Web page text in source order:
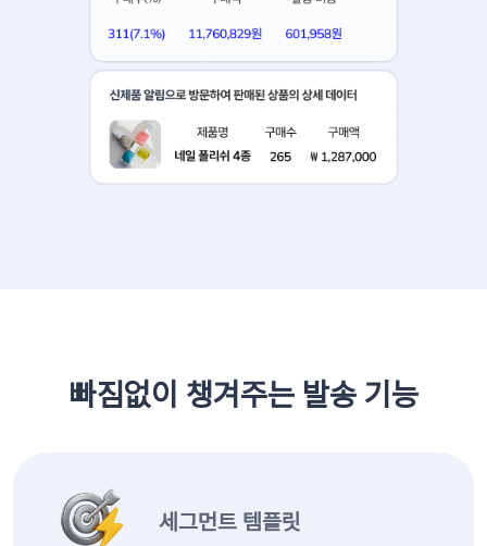
빠짐없이 챙겨주는 발송 기능
세그먼트 템플릿